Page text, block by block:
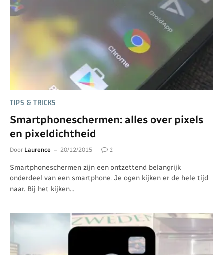
TIPS & TRICKS
Smartphoneschermen: alles over pixels
en pixeldichtheid
Door Laurence 20/12/2015 2
Smartphoneschermen zijn een ontzettend belangrijk
onderdeel van een smartphone. Je ogen kijken er de hele tijd
naar. Bij het kijken…